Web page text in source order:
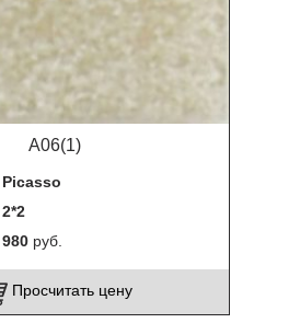
A06(1)
Picasso
2*2
980 руб.
Просчитать цену